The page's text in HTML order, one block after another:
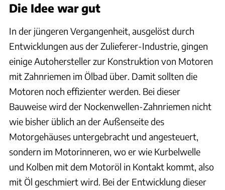
Die Idee war gut
In der jüngeren Vergangenheit, ausgelöst durch
Entwicklungen aus der Zulieferer-Industrie, gingen
einige Autohersteller zur Konstruktion von Motoren
mit Zahnriemen im Ölbad über. Damit sollten die
Motoren noch effizienter werden. Bei dieser
Bauweise wird der Nockenwellen-Zahnriemen nicht
wie bisher üblich an der Außenseite des
Motorgehäuses untergebracht und angesteuert,
sondern im Motorinneren, wo er wie Kurbelwelle
und Kolben mit dem Motoröl in Kontakt kommt, also
mit Öl geschmiert wird. Bei der Entwicklung dieser